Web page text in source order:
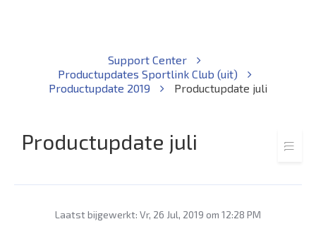
Support Center
Productupdates Sportlink Club (uit)
Productupdate 2019
Productupdate juli
Productupdate juli
Laatst bijgewerkt: Vr, 26 Jul, 2019 om 12:28 PM